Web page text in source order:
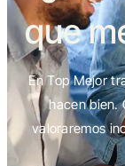
que
En Top Mejor
hacen bien.
valoraremos